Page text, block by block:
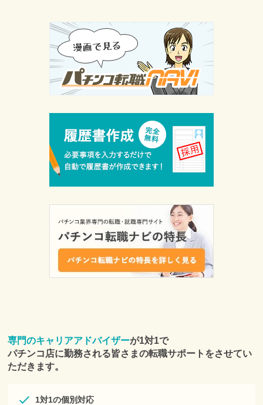
専門のキャリアアドバイザーが1対1で
パチンコ店に勤務される皆さまの転職サポートをさせてい
ただきます。
1対1の個別対応